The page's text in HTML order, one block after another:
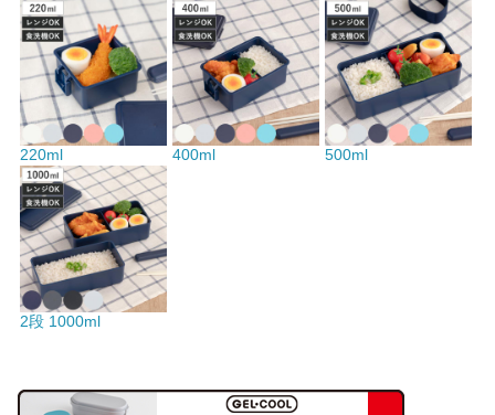
220ml 400ml 500ml
2段 1000ml